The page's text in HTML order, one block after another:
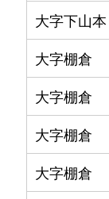
大字下山本
大字棚倉
大字棚倉
大字棚倉
大字棚倉